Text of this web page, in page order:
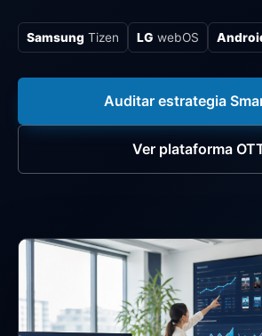
Samsung Tizen LG webOS
Auditar estrategia
Ver plataforma